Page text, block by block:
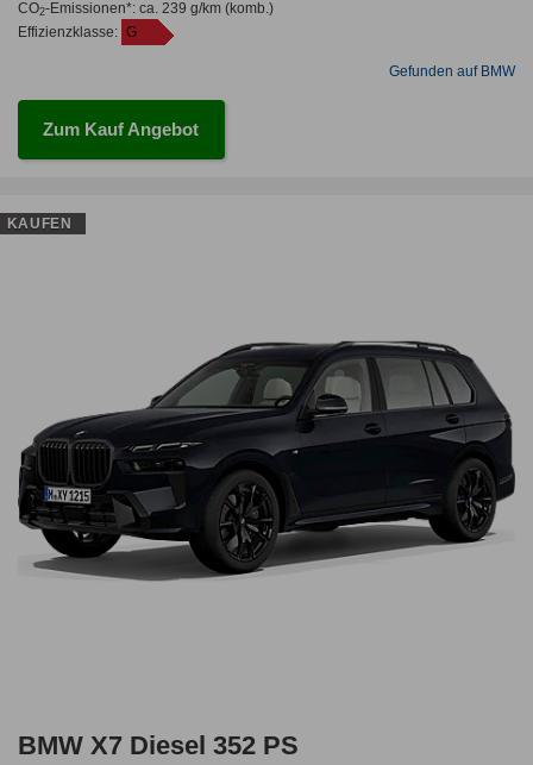
CO2-Emissionen*: ca. 239 g/km(komb.)
Effizienzklasse: G
Gefunden auf BMW
Zum Kauf Angebot
BMW X7 Diesel 352 PS
KAUFEN